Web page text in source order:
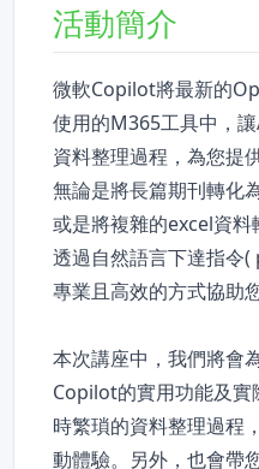
活動簡介
微軟Copilot將最新的
使用的M365工具中，
資料整理過程，為您提
無論是將長篇期刊轉化
或是將複雜的excel資
透過自然語言下達指
專業且高效的方式協助
本次講座中，我們將
Copilot的實用功能及實
時繁瑣的資料整理過程
動體驗。另外，也會帶